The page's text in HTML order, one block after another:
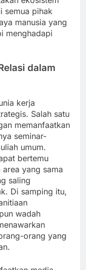
semua pihak
manusia yang
menghadapi
dalam
kerja
Salah satu
memanfaatkan
seminar-
umum.
bertemu
yang sama
saling
Di samping itu,
wadah
orang yang